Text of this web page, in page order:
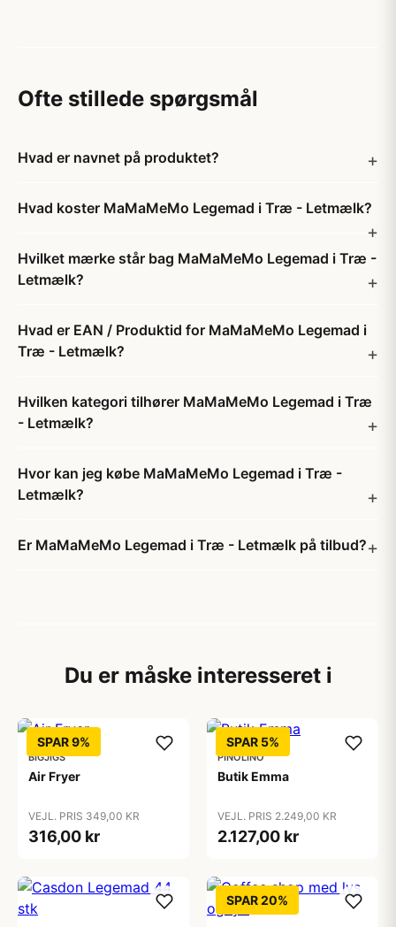
Ofte stillede spørgsmål
Hvad er navnet på produktet?
Hvad koster MaMaMeMo Legemad i Træ - Letmælk?
Hvilket mærke står bag MaMaMeMo Legemad i Træ -
Letmælk?
Hvad er EAN / Produktid for MaMaMeMo Legemad i
Træ - Letmælk?
Hvilken kategori tilhører MaMaMeMo Legemad i Træ
- Letmælk?
Hvor kan jeg købe MaMaMeMo Legemad i Træ -
Letmælk?
Er MaMaMeMo Legemad i Træ - Letmælk på tilbud?
Du er måske interesseret i
SPAR 9%
BIGJIGS
Air Fryer
VEJL. PRIS 349,00 KR
316,00 kr
SPAR 5%
PINOLINO
Butik Emma
VEJL. PRIS 2.249,00 KR
2.127,00 kr
SPAR 20%